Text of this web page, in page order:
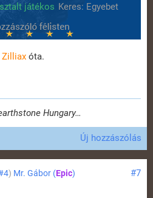
játékos Keres: Egyebet
Zilliax óta.
Hungary…
Új hozzászólás
#7
) Mr. Gábor (Epic)